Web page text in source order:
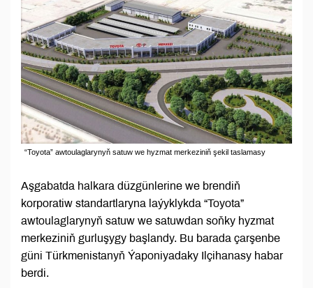
“Toyota” awtoulaglarynyň satuw we hyzmat merkeziniň şekil taslamasy
Aşgabatda halkara düzgünlerine we brendiň
korporatiw standartlaryna laýyklykda “Toyota”
awtoulaglarynyň satuw we satuwdan soňky hyzmat
merkeziniň gurluşygy başlandy. Bu barada çarşenbe
güni Türkmenistanyň Ýaponiyadaky Ilçihanasy habar
berdi.